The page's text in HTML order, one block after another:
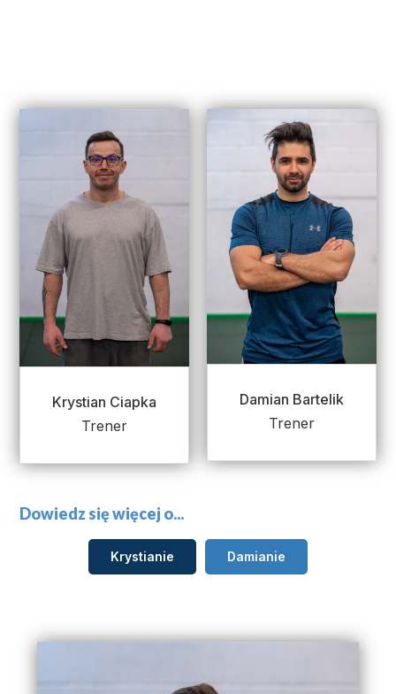
Krystian Ciapka
Trener
Damian Bartelik
Trener
Dowiedz się więcej o...
Krystianie Damianie